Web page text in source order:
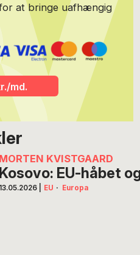
at bringe uafhængig
md.
MORTEN KVISTGAARD
Kosovo: EU-håbet
13.05.2026 EU · Europa